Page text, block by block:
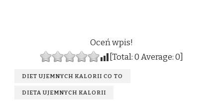
Oceń wpis!
[Total:0Average:0
DIET UJEMNYCH KALORII CO TO
DIETA UJEMNYCH KALORII